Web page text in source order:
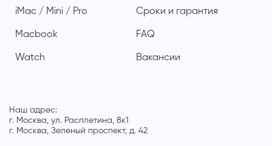
iMac / Mini / Pro
Macbook
Watch
Сроки и гарантия
FAQ
Вакансии
Наш адрес:
г. Москва, ул. Расплетина, 8к1
г. Москва, Зеленый проспект, д. 42